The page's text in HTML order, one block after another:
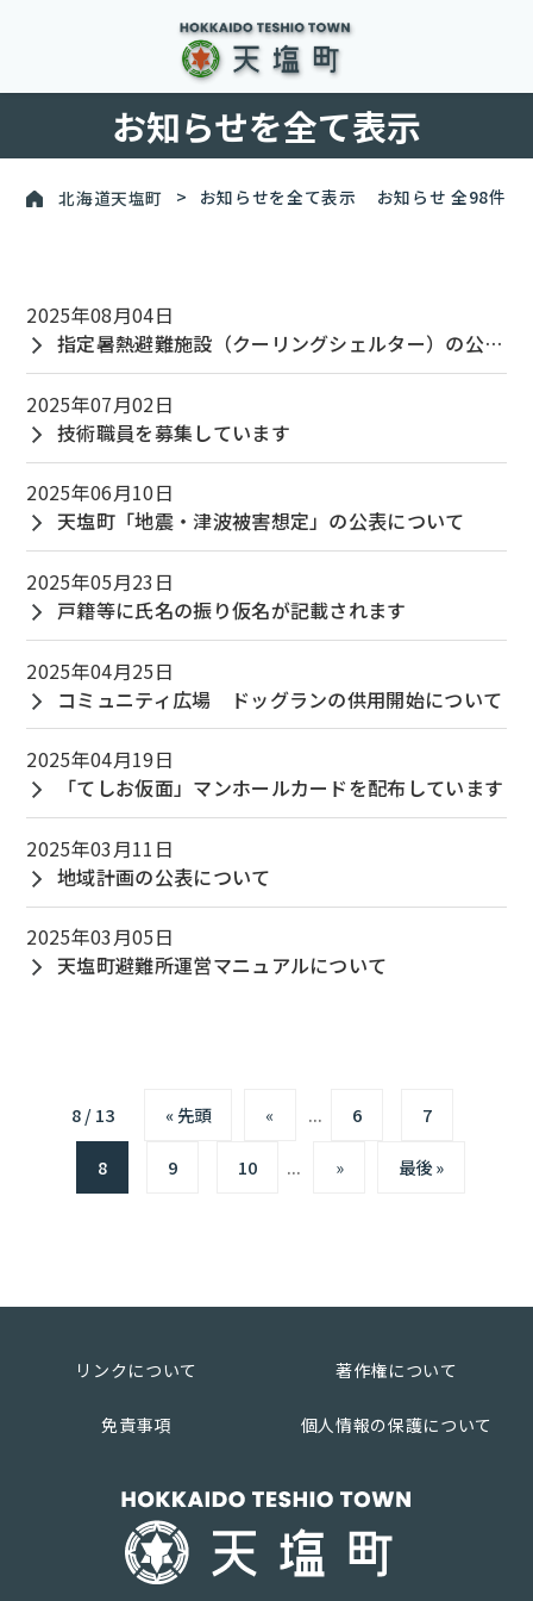
お知らせを全て表示
北海道天塩町 > お知らせを全て表示 お知らせ 全98件
2025年08月04日
指定暑熱避難施設（クーリングシェルター）の公表について
2025年07月02日
技術職員を募集しています
2025年06月10日
天塩町「地震・津波被害想定」の公表について
2025年05月23日
戸籍等に氏名の振り仮名が記載されます
2025年04月25日
コミュニティ広場 ドッグランの供用開始について
2025年04月19日
「てしお仮面」マンホールカードを配布しています
2025年03月11日
地域計画の公表について
2025年03月05日
天塩町避難所運営マニュアルについて
8 / 13 « 先頭 « ... 6 7
8 9 10 ... » 最後 »
リンクについて 著作権について
免責事項 個人情報の保護について